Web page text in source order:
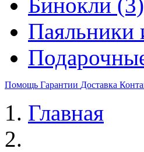
Паяльники
Помощь Гарантии Доставка
Главная